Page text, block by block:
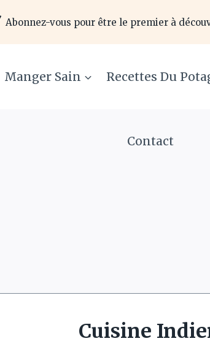
Abonnez-vous pour être le premier à
Manger Sain Recettes Du
Contact
Cuisine